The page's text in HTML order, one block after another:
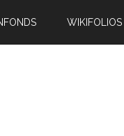
WIKIFOLIOS